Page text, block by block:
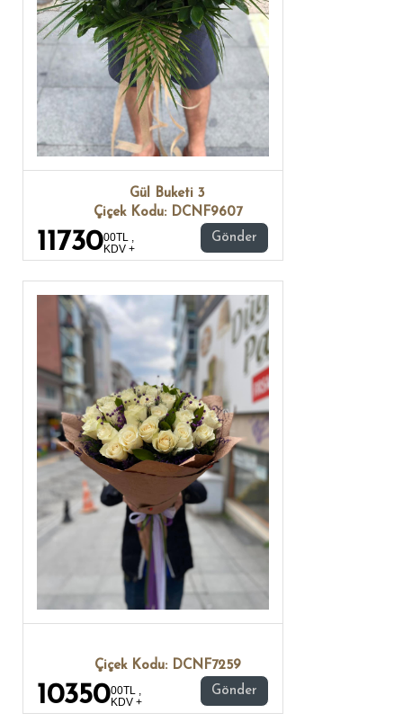
Gül Buketi 3
Çiçek Kodu: DCNF9607
1173000TL ,
KDV +
Gönder
Çiçek Kodu: DCNF7259
1035000TL ,
KDV +
Gönder